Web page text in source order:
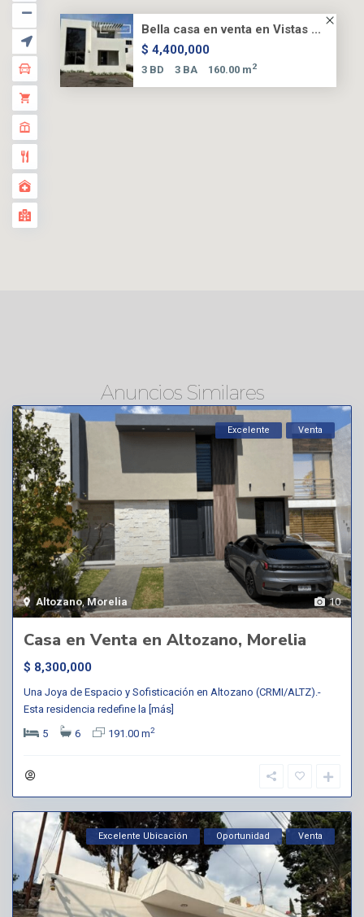
Bella casa en venta en Vistas ...
$ 4,400,000
3 BD 3 BA 160.00 m2
Anuncios Similares
10
Altozano,Morelia
Excelente Venta
Casa en Venta en Altozano, Morelia
$ 8,300,000
Una Joya de Espacio y Sofisticación en Altozano (CRMI/ALTZ).-
Esta residencia redefine la [más]
5
6 191.00 m2
Excelente Ubicación Oportunidad Venta